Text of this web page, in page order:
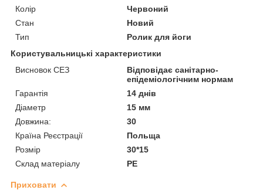
Колір
Червоний
Стан
Новий
Тип
Ролик для йоги
Користувальницькі характеристики
Висновок СЕЗ
Відповідає санітарно-
епідеміологічним нормам
Гарантія
14 днів
Діаметр
15 мм
Довжина:
30
Країна Реєстрації
Польща
Розмір
30*15
Склад матеріалу
PE
Приховати